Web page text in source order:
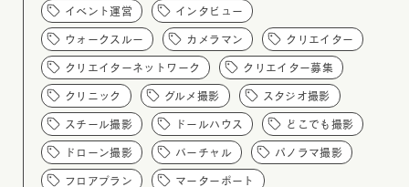
イベント運営 インタビュー
ウォークスルー カメラマン クリエイター
クリエイターネットワーク クリエイター募集
クリニック グルメ撮影 スタジオ撮影
スチール撮影 ドールハウス どこでも撮影
ドローン撮影 バーチャル パノラマ撮影
フロアプラン マーターポート